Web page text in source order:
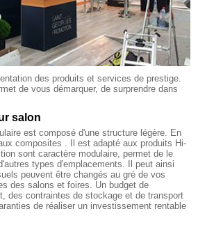
des produits et services de prestige.
de vous démarquer, de surprendre dans
salon
est composé d'une structure légère. En
composites . Il est adapté aux produits Hi-
sont caractère modulaire, permet de le
types d'emplacements. Il peut ainsi
peuvent être changés au gré de vos
des salons et foires. Un budget de
des contraintes de stockage et de transport
de réaliser un investissement rentable